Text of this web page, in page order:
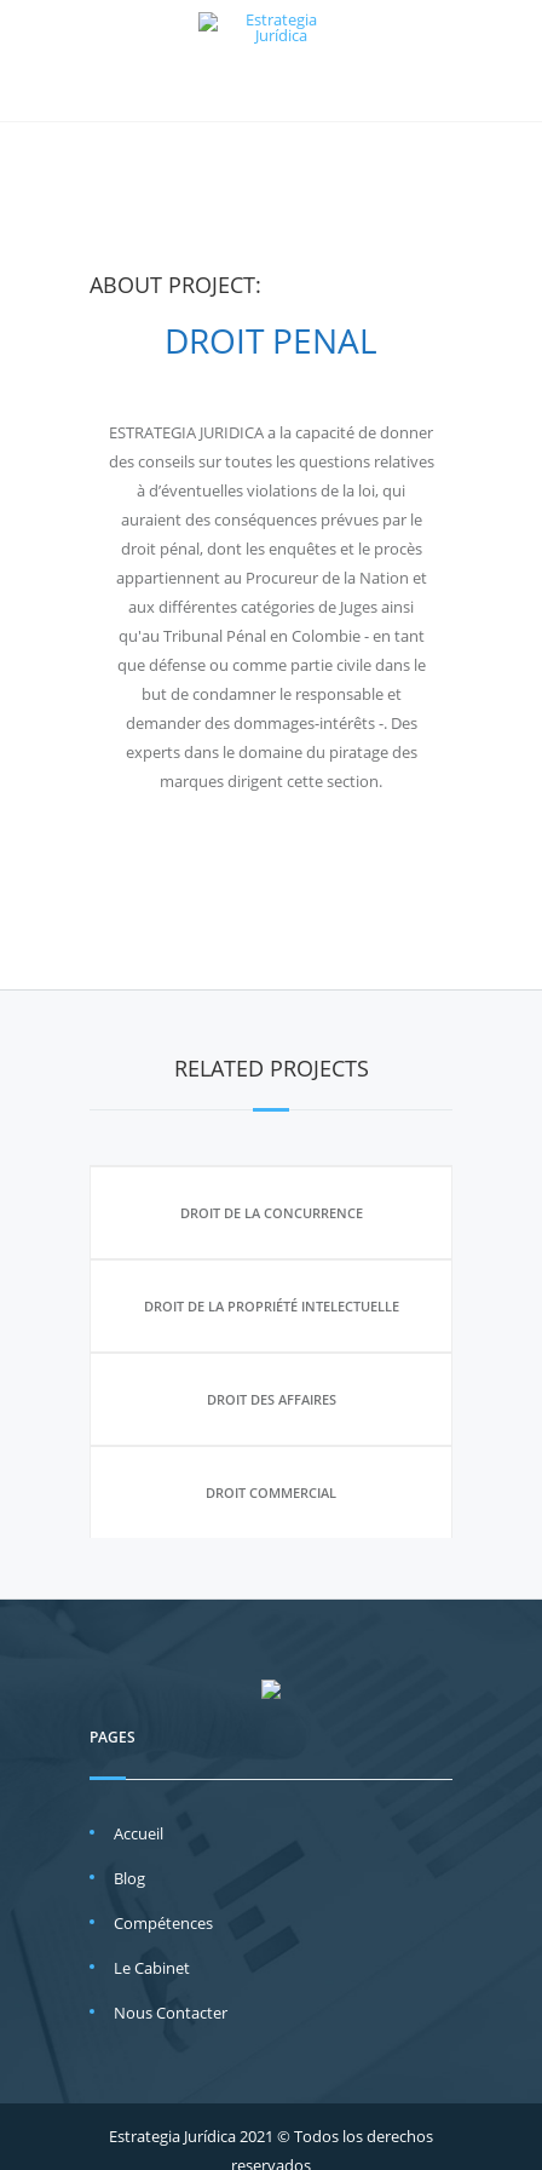
ABOUT PROJECT:
DROIT PENAL
ESTRATEGIA JURIDICA a la capacité de donner
des conseils sur toutes les questions relatives
à d’éventuelles violations de la loi, qui
auraient des conséquences prévues par le
droit pénal, dont les enquêtes et le procès
appartiennent au Procureur de la Nation et
aux différentes catégories de Juges ainsi
qu'au Tribunal Pénal en Colombie - en tant
que défense ou comme partie civile dans le
but de condamner le responsable et
demander des dommages-intérêts -. Des
experts dans le domaine du piratage des
marques dirigent cette section.
RELATED PROJECTS
DROIT DE LA CONCURRENCE
DROIT DE LA PROPRIÉTÉ INTELECTUELLE
DROIT DES AFFAIRES
DROIT COMMERCIAL
PAGES
Accueil
Blog
Compétences
Le Cabinet
Nous Contacter
Estrategia Jurídica 2021 © Todos los derechos
reservados